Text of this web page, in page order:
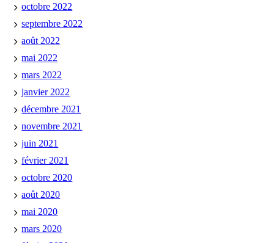
octobre 2022
septembre 2022
août 2022
mai 2022
mars 2022
janvier 2022
décembre 2021
novembre 2021
juin 2021
février 2021
octobre 2020
août 2020
mai 2020
mars 2020